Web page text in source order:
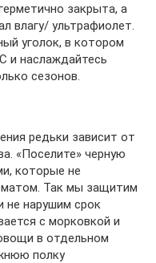
закрыта, а
влагу/ ультрафиолет.
уголок, в котором
и наслаждайтесь
сезонов.
редьки зависит от
«Поселите» черную
которые не
Так мы защитим
не нарушим срок
с морковкой и
в отдельном
полку